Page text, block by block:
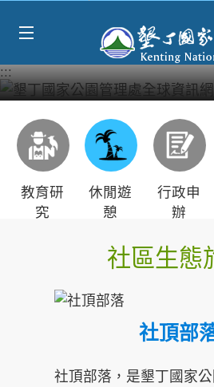
:::
教育研
究
休閒遊
憩
行政申
辦
社區生態
社頂部
社頂部落，是墾丁國家